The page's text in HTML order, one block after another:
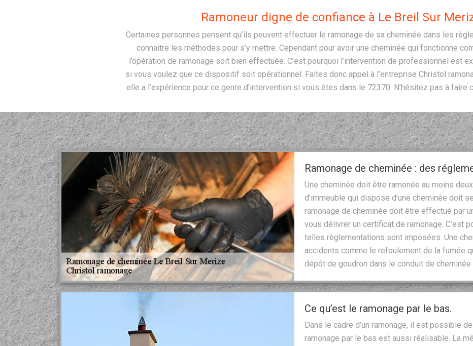
Ramoneur digne de confiance à Le Breil Sur
Certaines personnes pensent qu’ils peuvent effectuer le ramonage de sa cheminée dans les
connaitre les méthodes pour s’y mettre. Cependant pour avoir une cheminée qui fonctionne
l’opération de ramonage soit bien effectuée. C’est pourquoi l’intervention de professionnel est
si vous voulez que ce dispositif soit opérationnel. Faites donc appel à l’entreprise Christol
elle a l’expérience pour ce genre d’intervention si vous êtes dans le 72370. N’hésitez pas à faire
Ramonage de cheminée : des
Une cheminée doit être ramonée au moins
d’immeuble qui dispose d’une cheminée doit
ramonage de cheminée doit être effectué par
vous délivrer un certificat de ramonage. C’est
telles règlementations sont imposées. Une
accidents comme le refoulement de la fumée
dépôt de goudron dans le conduit de
Ce qu’est le ramonage par le bas.
Dans le cadre d’un ramonage, il est possible
ramonage par le bas est aussi réalisable. La